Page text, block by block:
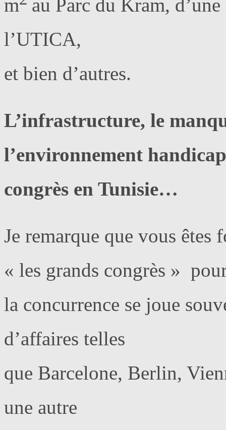
m
au Parc du Kram,
l’UTICA,
et bien d’autres.
L’infrastructure, le
l’environnement
congrès en Tunisie…
Je remarque que vous êtes
« les grands congrès »
la concurrence se joue
d’affaires telles
que Barcelone, Berlin,
une autre